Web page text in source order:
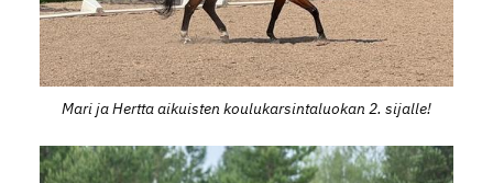
Mari ja Hertta aikuisten koulukarsintaluokan 2. sijalle!